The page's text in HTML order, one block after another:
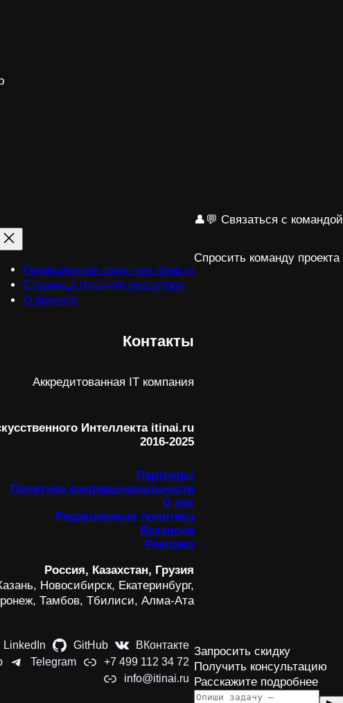
Редакционная политика itinai.ru
Страница главного редактора
О проекте
Контакты
Аккредитованная IT компания
Интеллекта itinai.ru
2016-2025
Партнеры
Политика конфиденциальности
О нас
Редакционная политика
Вакансии
Реклама
Россия, Казахстан, Грузия
Новосибирск, Екатеринбург,
Тамбов, Тбилиси, Алма-Ата
LinkedIn GitHub
ВКонтакте
Telegram
+7 499 112 34 72
info@itinai.ru
👤💬 Связаться с командой
Спросить команду проекта
Запросить скидку
Получить консультацию
Расскажите подробнее